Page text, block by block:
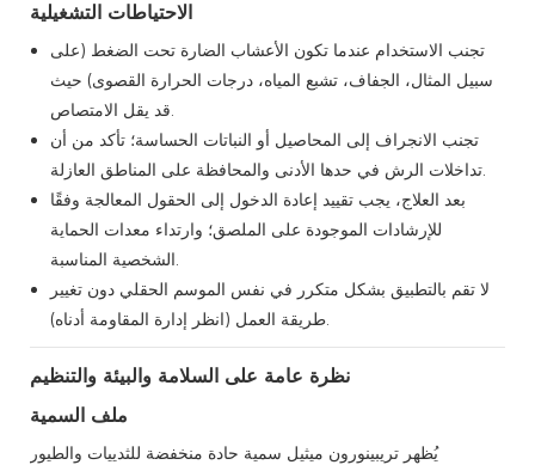
الاحتياطات التشغيلية
تجنب الاستخدام عندما تكون الأعشاب الضارة تحت الضغط (على
سبيل المثال، الجفاف، تشبع المياه، درجات الحرارة القصوى) حيث
قد يقل الامتصاص.
تجنب الانجراف إلى المحاصيل أو النباتات الحساسة؛ تأكد من أن
تداخلات الرش في حدها الأدنى والمحافظة على المناطق العازلة.
بعد العلاج، يجب تقييد إعادة الدخول إلى الحقول المعالجة وفقًا
للإرشادات الموجودة على الملصق؛ وارتداء معدات الحماية
الشخصية المناسبة.
لا تقم بالتطبيق بشكل متكرر في نفس الموسم الحقلي دون تغيير
طريقة العمل (انظر إدارة المقاومة أدناه).
نظرة عامة على السلامة والبيئة والتنظيم
ملف السمية
يُظهر تريبينورون ميثيل سمية حادة منخفضة للثدييات والطيور